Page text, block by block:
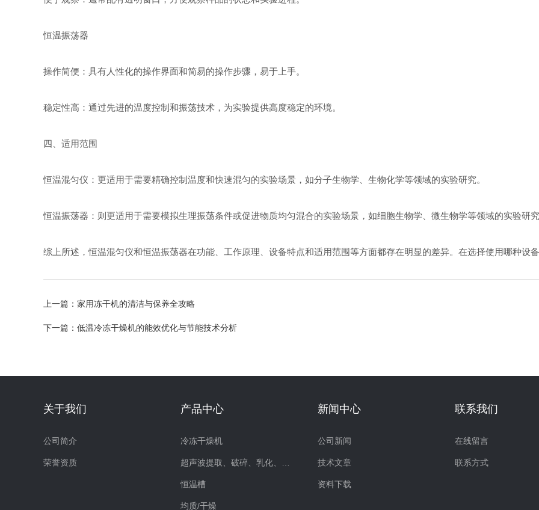
恒温振荡器
操作简便：具有人性化的操作界面和简易的操作步骤，易于上手。
稳定性高：通过先进的温度控制和振荡技术，为实验提供高度稳定的环境。
四、适用范围
恒温混匀仪：更适用于需要精确控制温度和快速混匀的实验场景，如分子生物学、生物化学等领域的实验研究。
恒温振荡器：则更适用于需要模拟生理振荡条件或促进物质均匀混合的实验场景，如细胞生物学、微生物学等领域的实验研
综上所述，恒温混匀仪和恒温振荡器在功能、工作原理、设备特点和适用范围等方面都存在明显的差异。在选择使用哪种设
上一篇： 家用冻干机的清洁与保养全攻略
下一篇： 低温冷冻干燥机的能效优化与节能技术分析
关于我们
公司简介
荣誉资质
产品中心
冷冻干燥机
恒温槽
均质/干燥
新闻中心
公司新闻
技术文章
资料下载
联系我们
在线留言
联系方式